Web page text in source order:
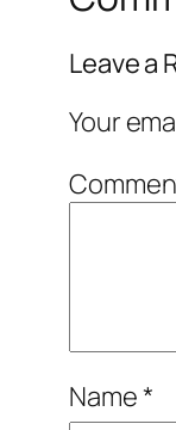
Leave a
Your
Name*